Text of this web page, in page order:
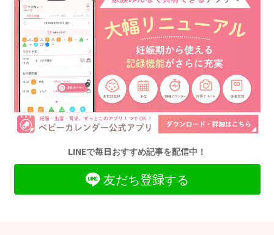
LINEで毎日おすすめ記事を配信中！
友だち登録する